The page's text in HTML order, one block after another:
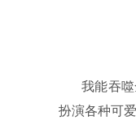
我能吞
扮演各种可